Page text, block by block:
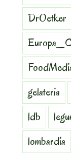
DrOetker
gelateria
ldb
lombardia